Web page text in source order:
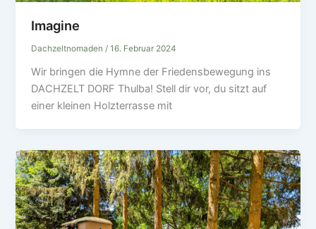
Imagine
Dachzeltnomaden /16. Februar 2024
Wir bringen die Hymne der Friedensbewegung ins
DACHZELT DORF Thulba! Stell dir vor, du sitzt auf
einer kleinen Holzterrasse mit